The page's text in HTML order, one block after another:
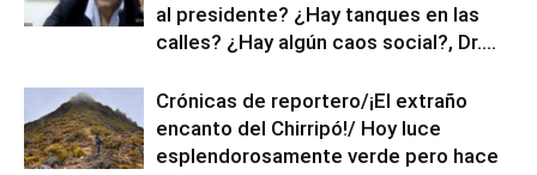
al presidente? ¿Hay tanques en las
calles? ¿Hay algún caos social?, Dr....
Crónicas de reportero/¡El extraño
encanto del Chirripó!/ Hoy luce
esplendorosamente verde pero hace